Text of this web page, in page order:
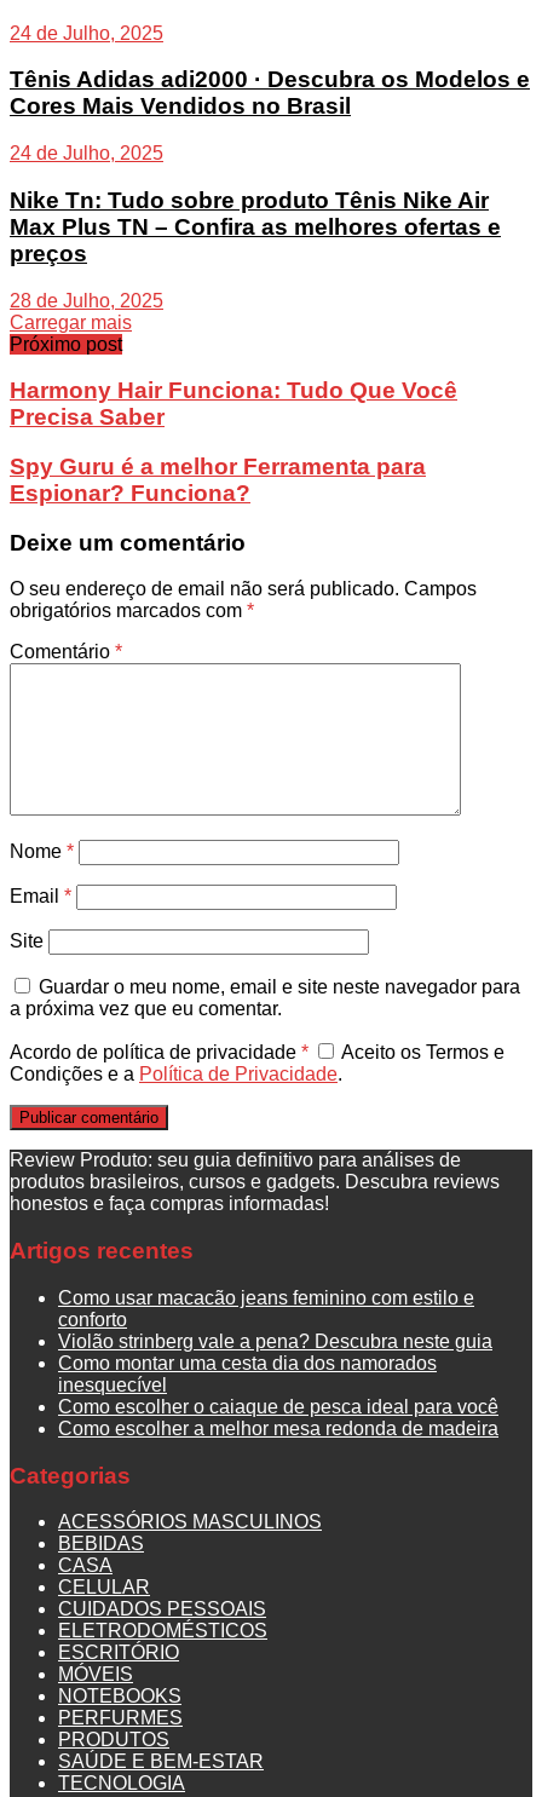
24 de Julho, 2025
Tênis Adidas adi2000 · Descubra os Modelos e
Cores Mais Vendidos no Brasil
24 de Julho, 2025
Nike Tn: Tudo sobre produto Tênis Nike Air
Max Plus TN – Confira as melhores ofertas e
preços
28 de Julho, 2025
Carregar mais
Próximo post
Harmony Hair Funciona: Tudo Que Você
Precisa Saber
Spy Guru é a melhor Ferramenta para
Espionar? Funciona?
Deixe um comentário
O seu endereço de email não será publicado. Campos
obrigatórios marcados com *
Comentário *
Nome *
Email *
Site
Guardar o meu nome, email e site neste navegador para
a próxima vez que eu comentar.
Acordo de política de privacidade *
Aceito os Termos e
Condições e a Política de Privacidade.
Review Produto: seu guia definitivo para análises de
produtos brasileiros, cursos e gadgets. Descubra reviews
honestos e faça compras informadas!
Artigos recentes
Como usar macacão jeans feminino com estilo e
conforto
Violão strinberg vale a pena? Descubra neste guia
Como montar uma cesta dia dos namorados
inesquecível
Como escolher o caiaque de pesca ideal para você
Como escolher a melhor mesa redonda de madeira
Categorias
ACESSÓRIOS MASCULINOS
BEBIDAS
CASA
CELULAR
CUIDADOS PESSOAIS
ELETRODOMÉSTICOS
ESCRITÓRIO
MÓVEIS
NOTEBOOKS
PERFURMES
PRODUTOS
SAÚDE E BEM-ESTAR
TECNOLOGIA